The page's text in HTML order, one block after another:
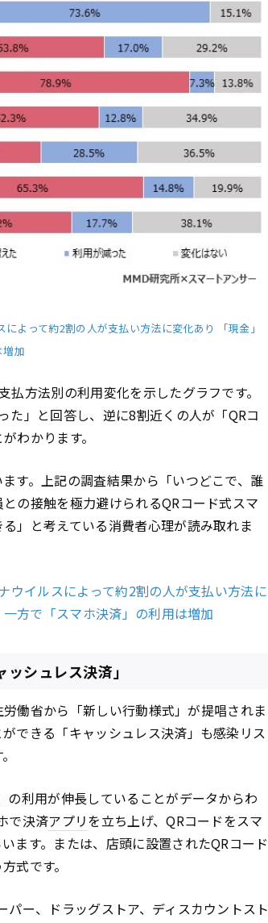
よって約2割の人が支払い方法に変化あり 「現金」
増加
払方法別の利用変化を示したグラフです。
た」と回答し、逆に8割近くの人が「QRコ
わかります。
す。上記の調査結果から「いつどこで、誰
の接触を極力避けられるQRコード式スマ
」と考えている消費者心理が読み取れま
イルスによって約2割の人が支払い方法に
方で「スマホ決済」の利用は増加
シュレス決済」
働省から「新しい行動様式」が提唱されま
できる「キャッシュレス決済」も感染リス
利用が伸長していることがデータからわ
で決済アプリを立ち上げ、QRコードをスマ
ます。または、店頭に設置されたQRコード
式です。
パー、ドラッグストア、ディスカウントスト